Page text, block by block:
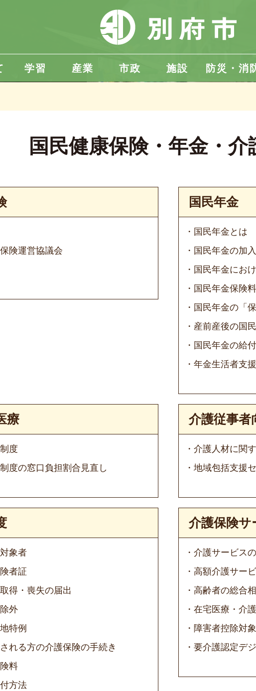
学習 産業 市政 施設 防災・消
国民健康保険・年金・介
険運営協議会
国民年金
国民年金とは
国民年金の加入
国民年金にお
国民年金保険
国民年金の「
産前産後の国
国民年金の給付
年金生活者支
療
度
度の窓口負担割合見直し
介護従事者
介護人材に関
地域包括支援
象者
者証
得・喪失の届出
外
特例
れる方の介護保険の手続き
料
方法
介護保険サ
介護サービス
高額介護サー
高齢者の総合
在宅医療・介
障害者控除対
要介護認定デ